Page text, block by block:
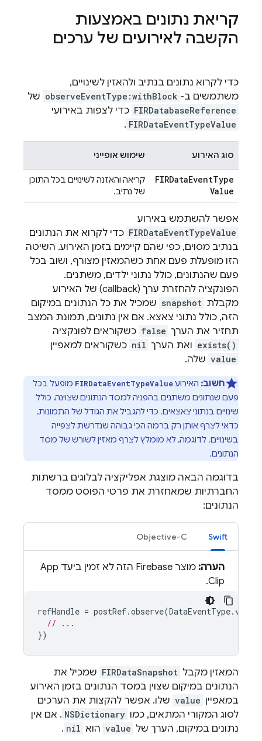
קריאת נתונים באמצעות
הקשבה לאירועים של ערכים
כדי לקרוא נתונים בנתיב ולהאזין לשינויים,
משתמשים ב- observeEventType:withBlock של
FIRDatabaseReference כדי לצפות באירועי
FIRDataEventTypeValue
.
סוג האירוע שימוש אופייני
FIRDataEventType
Value
קריאה והאזנה לשינויים בכל התוכן
של נתיב.
אפשר להשתמש באירוע
FIRDataEventTypeValue כדי לקרוא את הנתונים
בנתיב מסוים, כפי שהם קיימים בזמן האירוע. השיטה
הזו מופעלת פעם אחת כשהמאזין מצורף, ושוב בכל
פעם שהנתונים, כולל נתוני ילדים, משתנים.
הפונקציה להחזרת ערך (callback) של האירוע
מקבלת snapshot שמכיל את כל הנתונים במיקום
הזה, כולל נתוני צאצא. אם אין נתונים, תמונת המצב
תחזיר את הערך false כשקוראים לפונקציה
exists() ואת הערך nil כשקוראים למאפיין
value שלה.
חשוב: האירועFIRDataEventTypeValue מופעל בכל
פעם שנתונים משתנים בהפניה למסד הנתונים שצוינה, כולל
שינויים בנתוני צאצאים. כדי להגביל את הגודל של התמונות,
כדאי לצרף אותן רק ברמה הכי גבוהה שנדרשת לצפייה
בשינויים. לדוגמה, לא מומלץ לצרף מאזין לשורש של מסד
הנתונים.
בדוגמה הבאה מוצגת אפליקציה לבלוגים ברשתות
החברתיות שמאחזרת את פרטי הפוסט ממסד
הנתונים:
Swift
Objective-C
הערה:
מוצר Firebase הזה לא זמין ביעד App
Clip.
refHandle = postRef.observe(DataEventType.value
// ...
})
המאזין מקבל FIRDataSnapshot שמכיל את
הנתונים במיקום שצוין במסד הנתונים בזמן האירוע
במאפיין value שלו. אפשר להקצות את הערכים
לסוג המקורי המתאים, כמו NSDictionary . אם אין
נתונים במיקום, הערך של value הוא nil
.